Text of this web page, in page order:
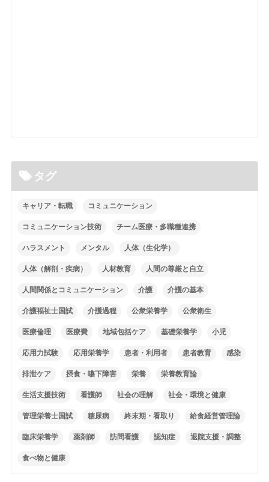
タグ
キャリア・転職 コミュニケーション
コミュニケーション技術 チーム医療・多職種連携
ハラスメント メンタル 人体（生化学）
人体（解剖・疾病） 人材教育 人間の尊厳と自立
人間関係とコミュニケーション 介護 介護の基本
介護福祉士国試 介護過程 公衆栄養学 公衆衛生
医療倫理 医療費 地域包括ケア 基礎栄養学 小児
応用力試験 応用栄養学 患者・利用者 患者教育 感染
排泄ケア 摂食・嚥下障害 栄養 栄養教育論
生活支援技術 看護師 社会の理解 社会・環境と健康
管理栄養士国試 糖尿病 終末期・看取り 給食経営管理論
臨床栄養学 薬剤師 訪問看護 認知症 退院支援・調整
食べ物と健康